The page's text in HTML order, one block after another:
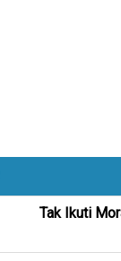
Tak Ikuti